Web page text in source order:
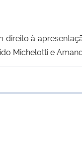
direito à
Michelotti e
transferência